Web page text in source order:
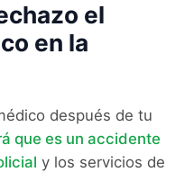
el
en la
después de tu
que es un accidente
y los servicios de